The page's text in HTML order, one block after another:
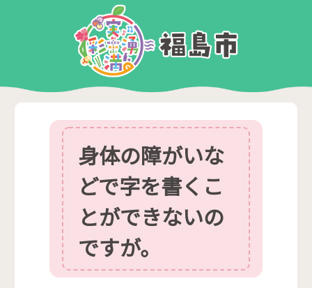
身体の障がいな
どで字を書くこ
とができないの
ですが。